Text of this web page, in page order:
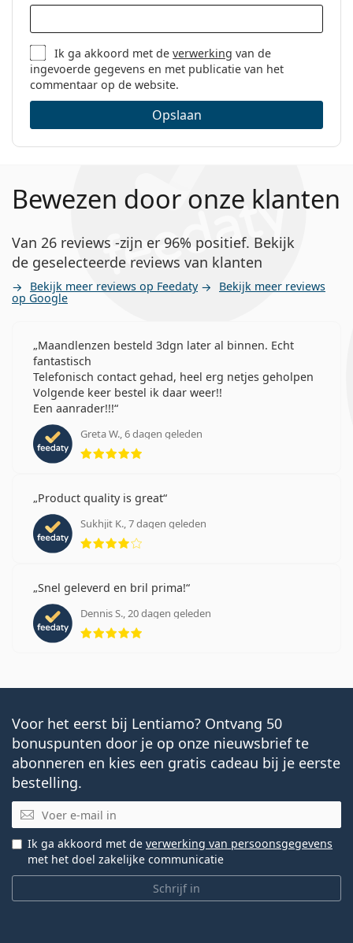
Ik ga akkoord met deverwerking van de
ingevoerde gegevens en met publicatie van het
commentaar op de website.
Opslaan
Bewezen door onze klanten
Van 26 reviews -zijn er 96% positief. Bekijk
de geselecteerde reviews van klanten
Bekijk meer reviews op Feedaty Bekijk meer reviews
op Google
Maandlenzen besteld 3dgn later al binnen. Echt
fantastisch
Telefonisch contact gehad, heel erg netjes geholpen
Volgende keer bestel ik daar weer!!
Een aanrader!!!
Greta W., 6 dagen geleden
Beoordeling 5 van 5
Product quality is great
Sukhjit K., 7 dagen geleden
Beoordeling 4 van 5
Snel geleverd en bril prima!
Dennis S., 20 dagen geleden
Beoordeling 5 van 5
Voor het eerst bij Lentiamo? Ontvang 50
bonuspunten door je op onze nieuwsbrief te
abonneren en kies een gratis cadeau bij je eerste
bestelling.
E-mail
Schrijf in
Ik ga akkoord met de verwerking van persoonsgegevens
met het doel zakelijke communicatie